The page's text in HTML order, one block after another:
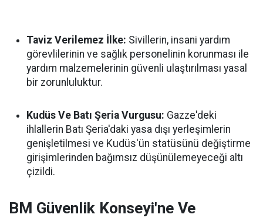
Taviz Verilemez İlke: Sivillerin, insani yardım
görevlilerinin ve sağlık personelinin korunması ile
yardım malzemelerinin güvenli ulaştırılması yasal
bir zorunluluktur.
Kudüs Ve Batı Şeria Vurgusu: Gazze'deki
ihlallerin Batı Şeria'daki yasa dışı yerleşimlerin
genişletilmesi ve Kudüs'ün statüsünü değiştirme
girişimlerinden bağımsız düşünülemeyeceği altı
çizildi.
BM Güvenlik Konseyi'ne Ve